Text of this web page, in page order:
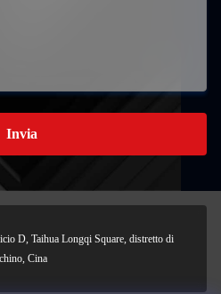
Invia
D, Taihua Longqi Square, distretto di
Cina